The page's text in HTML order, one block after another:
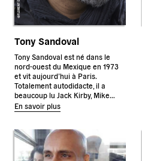
Tony Sandoval
Tony Sandoval est né dans le
nord-ouest du Mexique en 1973
et vit aujourd’hui à Paris.
Totalement autodidacte, il a
beaucoup lu Jack Kirby, Mike…
En savoir plus